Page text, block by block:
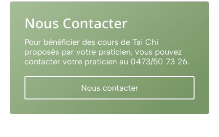
Nous Contacter
Pour bénéficier des cours de Tai Chi
proposés par votre praticien, vous pouvez
contacter votre praticien au 0473/50 73 26.
Nous contacter